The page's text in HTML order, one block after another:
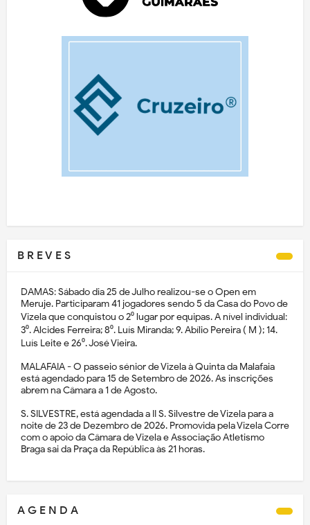
B R E V E S
DAMAS: Sábado dia 25 de Julho realizou-se o Open em
Meruje. Participaram 41 jogadores sendo 5 da Casa do Povo de
Vizela que conquistou o 2⁰ lugar por equipas. A nível individual:
3⁰. Alcides Ferreira; 8⁰. Luís Miranda; 9. Abílio Pereira ( M ); 14.
Luís Leite e 26⁰. José Vieira.
MALAFAIA - O passeio sénior de Vizela à Quinta da Malafaia
está agendado para 15 de Setembro de 2026. As inscrições
abrem na Câmara a 1 de Agosto.
S. SILVESTRE, está agendada a II S. Silvestre de Vizela para a
noite de 23 de Dezembro de 2026. Promovida pela Vizela Corre
com o apoio da Câmara de Vizela e Associação Atletismo
Braga sai da Praça da República às 21 horas.
A G E N D A